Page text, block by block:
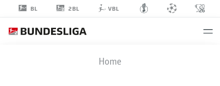
BL 2BL VBL
Home